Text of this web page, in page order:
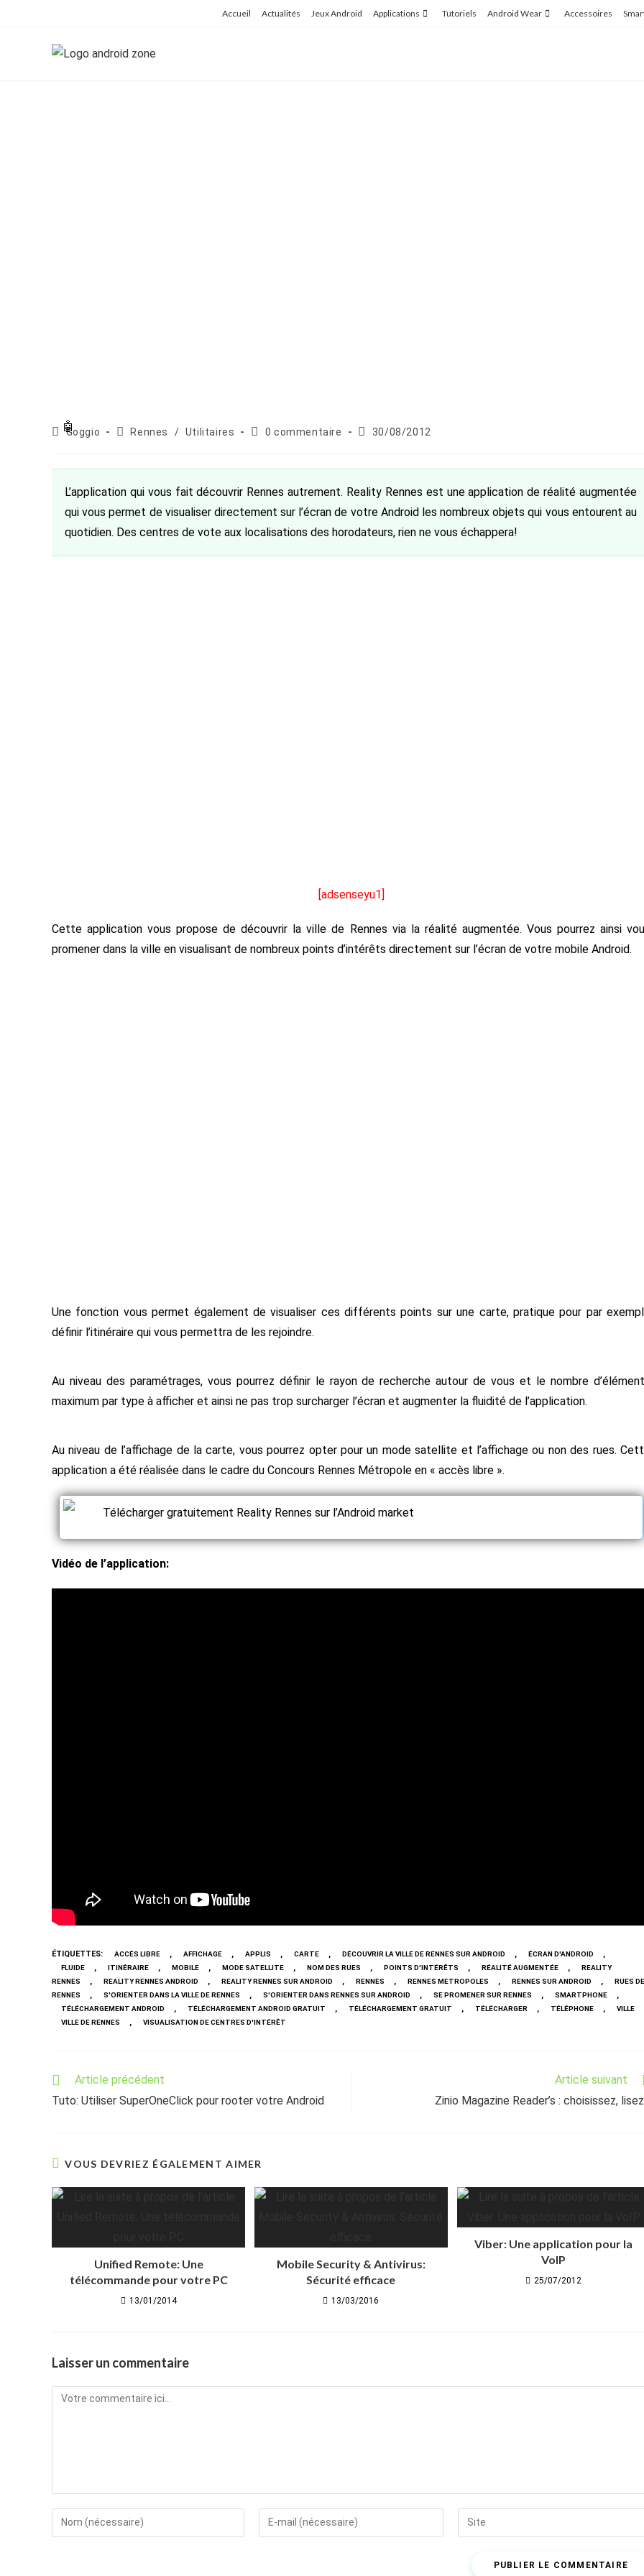
Accueil Actualités Jeux Android Applications Tutoriels Android Wear Accessoires
Auteur/autrice
publication :
Goggio
PostRennes / Utilitaires
Commentaires
publication :
0 commentaire
Publication
30/08/2012
L’application qui vous fait découvrir Rennes autrement. Reality Rennes est une application de réalité augmentée
qui vous permet de visualiser directement sur l’écran de votre Android les nombreux objets qui vous entourent au
quotidien. Des centres de vote aux localisations des horodateurs, rien ne vous échappera!
[adsenseyu1]
Cette application vous propose de découvrir la ville de Rennes via la réalité augmentée. Vous pourrez ainsi
promener dans la ville en visualisant de nombreux points d’intérêts directement sur l’écran de votre mobile Android.
Une fonction vous permet également de visualiser ces différents points sur une carte, pratique pour par
définir l’itinéraire qui vous permettra de les rejoindre.
Au niveau des paramétrages, vous pourrez définir le rayon de recherche autour de vous et le nombre
maximum par type à afficher et ainsi ne pas trop surcharger l’écran et augmenter la fluidité de l’application.
Au niveau de l’affichage de la carte, vous pourrez opter pour un mode satellite et l’affichage ou non des rues.
application a été réalisée dans le cadre du Concours Rennes Métropole en « accès libre ».
Télécharger gratuitement Reality Rennes sur l’Android market
Vidéo de l’application:
ÉTIQUETTES: ACCÈS LIBRE AFFICHAGE APPLIS CARTE DÉCOUVRIR LA VILLE DE RENNES SUR ANDROID ÉCRAN D'ANDROID
FLUIDE ITINÉRAIRE MOBILE MODE SATELLITE NOM DES RUES POINTS D'INTÉRÊTS RÉALITÉ AUGMENTÉE
REALITY
RENNES
REALITY RENNES ANDROID REALITY RENNES SUR ANDROID RENNES RENNES METROPOLES RENNES SUR ANDROID
RUES DE
RENNES
S'ORIENTER DANS LA VILLE DE RENNES S'ORIENTER DANS RENNES SUR ANDROID SE PROMENER SUR RENNES SMARTPHONE
TÉLÉCHARGEMENT ANDROID TÉLÉCHARGEMENT ANDROID GRATUIT TÉLÉCHARGEMENT GRATUIT TÉLÉCHARGER TÉLÉPHONE VILLE
VILLE DE RENNES VISUALISATION DE CENTRES D'INTÉRÊT
Read
articles
Article précédent
Tuto: Utiliser SuperOneClick pour rooter votre Android
Article suivant
Zinio Magazine Reader’s : choisissez,
VOUS DEVRIEZ ÉGALEMENT AIMER
Unified Remote: Une
télécommande pour votre PC
13/01/2014
Mobile Security & Antivirus:
Sécurité efficace
13/03/2016
Viber: Une application pour la
VoIP
25/07/2012
Laisser un commentaire
Comment
Enter
your
Enter
your
Saisir
l’URL
votre